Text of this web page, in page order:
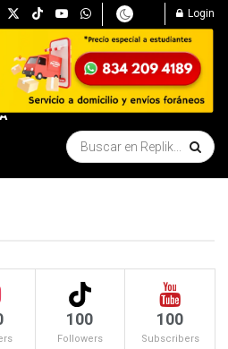
Login
100
Followers
100
Subscribers